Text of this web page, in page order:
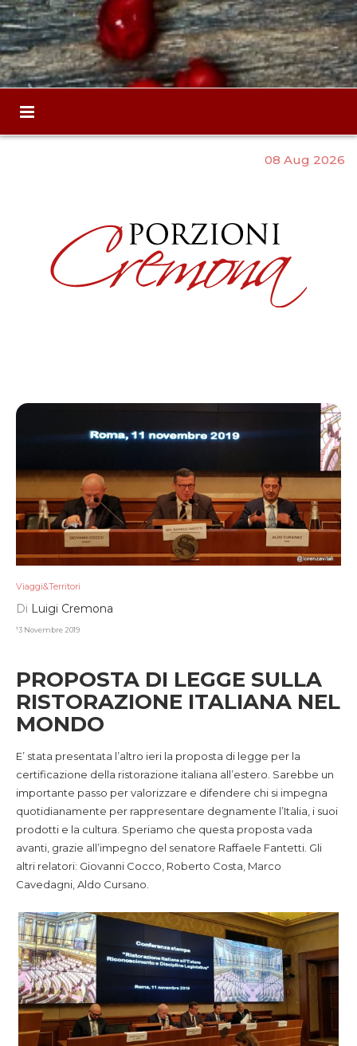
08 Aug 2026
Viaggi&Territori
Di Luigi Cremona
13 Novembre 2019
PROPOSTA DI LEGGE SULLA
RISTORAZIONE ITALIANA NEL
MONDO
E’ stata presentata l’altro ieri la proposta di legge per la
certificazione della ristorazione italiana all’estero. Sarebbe un
importante passo per valorizzare e difendere chi si impegna
quotidianamente per rappresentare degnamente l’Italia, i suoi
prodotti e la cultura. Speriamo che questa proposta vada
avanti, grazie all’impegno del senatore Raffaele Fantetti. Gli
altri relatori: Giovanni Cocco, Roberto Costa, Marco
Cavedagni, Aldo Cursano.